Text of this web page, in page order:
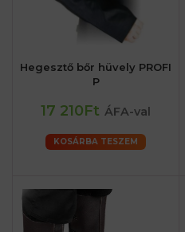
Hegesztő bőr hüvely PROFI
P
17 210Ft ÁFA-val
KOSÁRBA TESZEM